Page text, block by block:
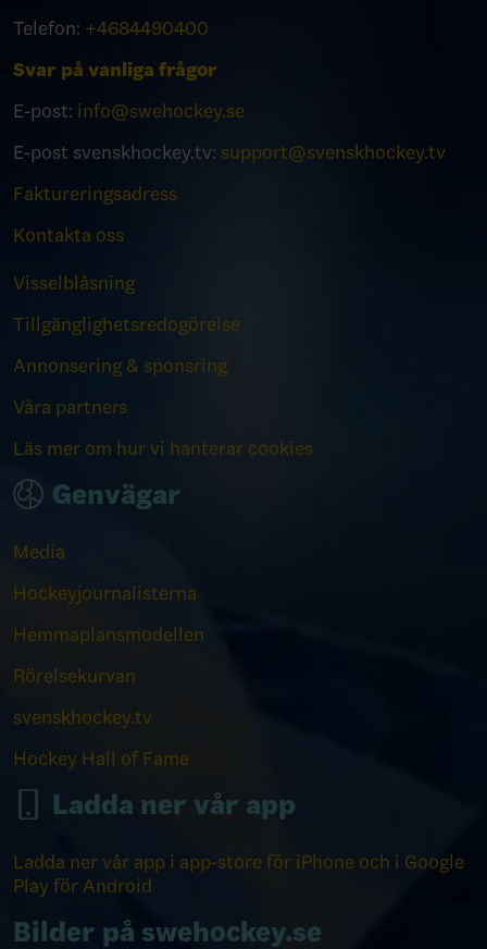
Telefon: +4684490400
Svar på vanliga frågor
E-post: info@swehockey.se
E-post svenskhockey.tv: support@svenskhockey.tv
Faktureringsadress
Kontakta oss
Visselblåsning
Tillgänglighetsredogörelse
Annonsering & sponsring
Våra partners
Läs mer om hur vi hanterar cookies
Genvägar
Media
Hockeyjournalisterna
Hemmaplansmodellen
Rörelsekurvan
svenskhockey.tv
Hockey Hall of Fame
Ladda ner vår app
Ladda ner vår app i app-store för iPhone och i Google
Play för Android
Bilder på swehockey.se